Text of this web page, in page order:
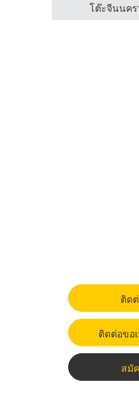
โต๊ะจีนนค
ติด
ติดต่อขอ
สมั